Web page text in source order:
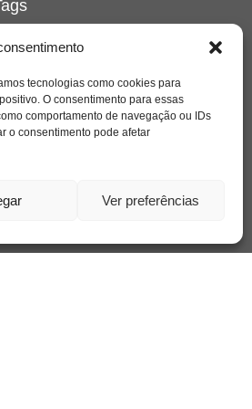
tecnologias como cookies para
O consentimento para essas
comportamento de navegação ou IDs
o consentimento pode afetar
Ver preferências
depressao
família filme
jung liberdade livro
relato